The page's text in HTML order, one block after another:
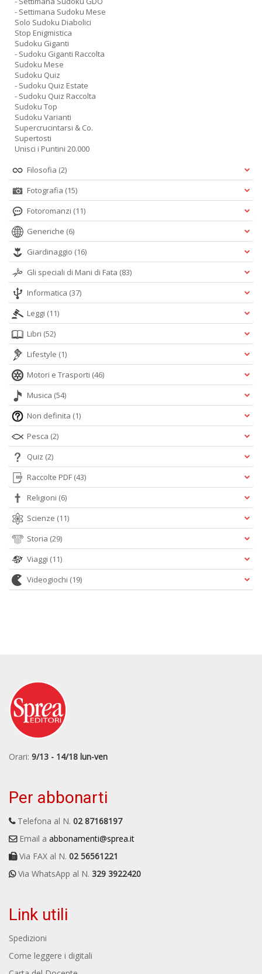
- Settimana Sudoku Mese
Solo Sudoku Diabolici
Stop Enigmistica
Sudoku Giganti
- Sudoku Giganti Raccolta
Sudoku Mese
Sudoku Quiz
- Sudoku Quiz Estate
- Sudoku Quiz Raccolta
Sudoku Top
Sudoku Varianti
Supercrucintarsi & Co.
Supertosti
Unisci i Puntini 20.000
Filosofia (2)
Fotografia (15)
Fotoromanzi (11)
Generiche (6)
Giardinaggio (16)
Gli speciali di Mani di Fata (83)
Informatica (37)
Leggi (11)
Libri (52)
Lifestyle (1)
Motori e Trasporti (46)
Musica (54)
Non definita (1)
Pesca (2)
Quiz (2)
Raccolte PDF (43)
Religioni (6)
Scienze (11)
Storia (29)
Viaggi (11)
Videogiochi (19)
Orari: 9/13 - 14/18 lun-ven
Per abbonarti
Telefona al N. 02 87168197
Email a abbonamenti@sprea.it
Via FAX al N. 02 56561221
Via WhatsApp al N. 329 3922420
Link utili
Spedizioni
Come leggere i digitali